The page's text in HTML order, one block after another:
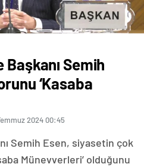
Başkanı Semih
‘Kasaba
2024 00:45
Semih Esen, siyasetin çok
Münevverleri’ olduğunu